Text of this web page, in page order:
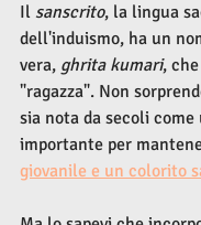
Il sanscrito, la lingua
dell'induismo, ha un
vera, ghrita kumari,
"ragazza". Non
sia nota da secoli
importante per
giovanile e un colorito